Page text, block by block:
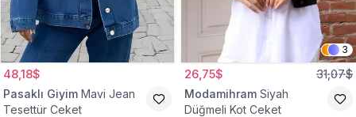
48,18$
Pasaklı Giyim Mavi Jean
Tesettür Ceket
3
26,75$ 31,07$
Modamihram Siyah
Düğmeli Kot Ceket